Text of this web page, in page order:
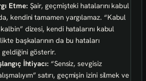
Etme: Şair, geçmişteki hatalarını kabul
kendini tamamen yargılamaz. “Kabul
dizesi, kendi hatalarını kabul
başkalarının da bu hataları
gösterir.
İhtiyacı: “Sensiz, sevgisiz
satırı, geçmişin izini silmek ve